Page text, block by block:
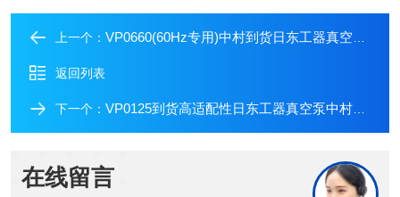
上一个： VP0660(60Hz专用)中村到货日东工器真空泵品质与成本工业优选
返回列表
下一个： VP0125到货高适配性日东工器真空泵中村供应
在线留言